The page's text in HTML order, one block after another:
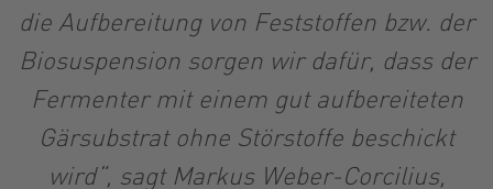
die Aufbereitung von Feststoffen bzw. der
Biosuspension sorgen wir dafür, dass der
Fermenter mit einem gut aufbereiteten
Gärsubstrat ohne Störstoffe beschickt
wird“, sagt Markus Weber-Corcilius,